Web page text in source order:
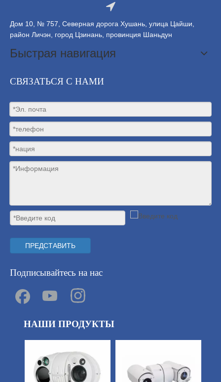
Дом 10, № 757, Северная дорога Хушань, улица Цайши,
район Личэн, город Цзинань, провинция Шаньдун
Быстрая навигация
СВЯЗАТЬСЯ С НАМИ
ПРЕДСТАВИТЬ
Подписывайтесь на нас
НАШИ ПРОДУКТЫ